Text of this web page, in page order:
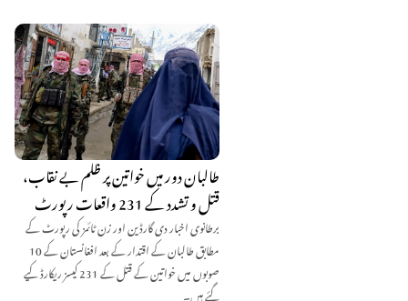
طالبان دور میں خواتین پر ظلم بے نقاب،
قتل و تشدد کے 231 واقعات رپورٹ
برطانوی اخبار دی گارڈین اور زن ٹائمز کی رپورٹ کے
مطابق طالبان کے اقتدار کے بعد افغانستان کے 10
صوبوں میں خواتین کے قتل کے 231 کیسز ریکارڈ کیے
گئے ہیں۔